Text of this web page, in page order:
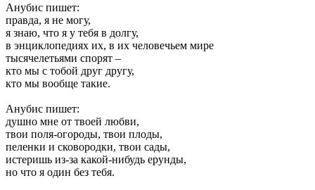
Анубис пишет:
правда, я не могу,
я знаю, что я у тебя в долгу,
в энциклопедиях их, в их человечьем мире
тысячелетьями спорят –
кто мы с тобой друг другу,
кто мы вообще такие.
Анубис пишет:
душно мне от твоей любви,
твои поля-огороды, твои плоды,
пеленки и сковородки, твои сады,
истеришь из-за какой-нибудь ерунды,
но что я один без тебя.